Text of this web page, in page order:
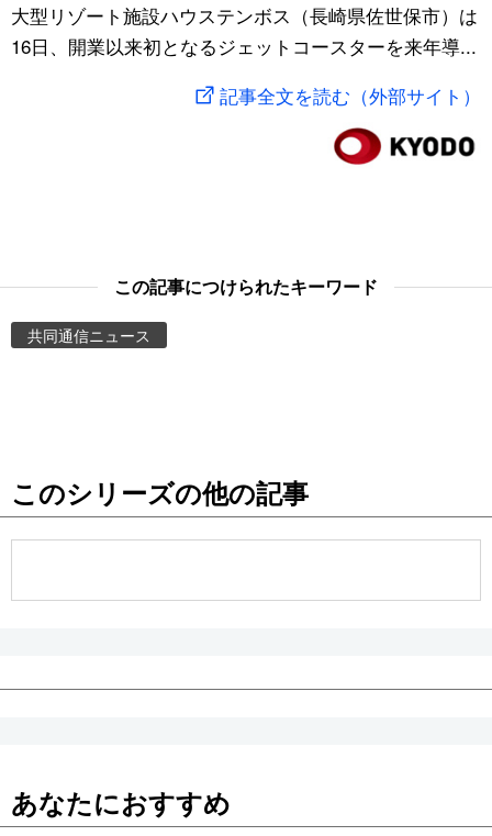
文化
動画/Live
Images
People
公式SNS
スポーツ・東京2020
大型リゾート施設ハウステンボス（長崎県佐世保市）は
16日、開業以来初となるジェットコースターを来年導...
記事全文を読む（外部サイト）
この記事につけられたキーワード
共同通信ニュース
このシリーズの他の記事
あなたにおすすめ